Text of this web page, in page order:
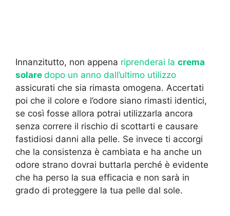
Innanzitutto, non appena riprenderai la crema
solare dopo un anno dall’ultimo utilizzo
assicurati che sia rimasta omogena. Accertati
poi che il colore e l’odore siano rimasti identici,
se così fosse allora potrai utilizzarla ancora
senza correre il rischio di scottarti e causare
fastidiosi danni alla pelle. Se invece ti accorgi
che la consistenza è cambiata e ha anche un
odore strano dovrai buttarla perché è evidente
che ha perso la sua efficacia e non sarà in
grado di proteggere la tua pelle dal sole.